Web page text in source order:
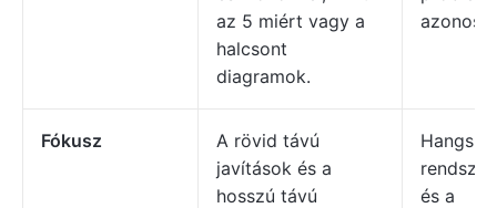
az 5 miért vagy a
halcsont
diagramok.
Fókusz
A rövid távú
javítások és a
hosszú távú
és a